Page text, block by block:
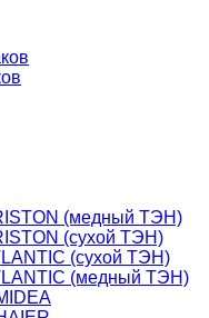
(медный ТЭН)
(сухой ТЭН)
(сухой ТЭН)
(медный ТЭН)